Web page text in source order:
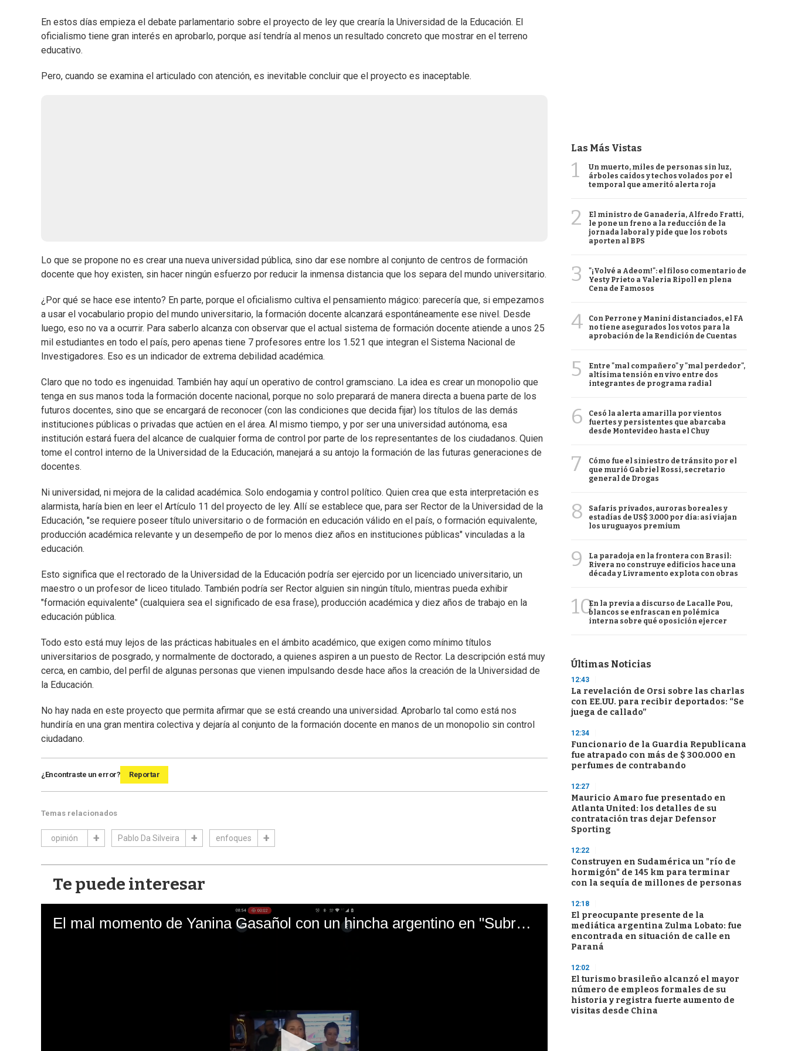
En estos días empieza el debate parlamentario sobre el proyecto de ley que crearía la Universidad de la Educación. El
oficialismo tiene gran interés en aprobarlo, porque así tendría al menos un resultado concreto que mostrar en el terreno
educativo.
Pero, cuando se examina el articulado con atención, es inevitable concluir que el proyecto es inaceptable.
Lo que se propone no es crear una nueva universidad pública, sino dar ese nombre al conjunto de centros de formación
docente que hoy existen, sin hacer ningún esfuerzo por reducir la inmensa distancia que los separa del mundo universitario.
¿Por qué se hace ese intento? En parte, porque el oficialismo cultiva el pensamiento mágico: parecería que, si empezamos
a usar el vocabulario propio del mundo universitario, la formación docente alcanzará espontáneamente ese nivel. Desde
luego, eso no va a ocurrir. Para saberlo alcanza con observar que el actual sistema de formación docente atiende a unos 25
mil estudiantes en todo el país, pero apenas tiene 7 profesores entre los 1.521 que integran el Sistema Nacional de
Investigadores. Eso es un indicador de extrema debilidad académica.
Claro que no todo es ingenuidad. También hay aquí un operativo de control gramsciano. La idea es crear un monopolio que
tenga en sus manos toda la formación docente nacional, porque no solo preparará de manera directa a buena parte de los
futuros docentes, sino que se encargará de reconocer (con las condiciones que decida fijar) los títulos de las demás
instituciones públicas o privadas que actúen en el área. Al mismo tiempo, y por ser una universidad autónoma, esa
institución estará fuera del alcance de cualquier forma de control por parte de los representantes de los ciudadanos. Quien
tome el control interno de la Universidad de la Educación, manejará a su antojo la formación de las futuras generaciones de
docentes.
Ni universidad, ni mejora de la calidad académica. Solo endogamia y control político. Quien crea que esta interpretación es
alarmista, haría bien en leer el Artículo 11 del proyecto de ley. Allí se establece que, para ser Rector de la Universidad de la
Educación, "se requiere poseer título universitario o de formación en educación válido en el país, o formación equivalente,
producción académica relevante y un desempeño de por lo menos diez años en instituciones públicas" vinculadas a la
educación.
Esto significa que el rectorado de la Universidad de la Educación podría ser ejercido por un licenciado universitario, un
maestro o un profesor de liceo titulado. También podría ser Rector alguien sin ningún título, mientras pueda exhibir
"formación equivalente" (cualquiera sea el significado de esa frase), producción académica y diez años de trabajo en la
educación pública.
Todo esto está muy lejos de las prácticas habituales en el ámbito académico, que exigen como mínimo títulos
universitarios de posgrado, y normalmente de doctorado, a quienes aspiren a un puesto de Rector. La descripción está muy
cerca, en cambio, del perfil de algunas personas que vienen impulsando desde hace años la creación de la Universidad de
la Educación.
No hay nada en este proyecto que permita afirmar que se está creando una universidad. Aprobarlo tal como está nos
hundiría en una gran mentira colectiva y dejaría al conjunto de la formación docente en manos de un monopolio sin control
ciudadano.
¿Encontraste un error? Reportar
Temas relacionados
opinión Pablo Da Silveira enfoques
Te puede interesar
El mal momento de Yanina Gasañol con un hincha argentino en "Subrayado"
Las Más Vistas
1
Un muerto, miles de personas sin luz,
árboles caídos y techos volados por el
temporal que ameritó alerta roja
2
El ministro de Ganadería, Alfredo Fratti,
le pone un freno a la reducción de la
jornada laboral y pide que los robots
aporten al BPS
3
"¡Volvé a Adeom!": el filoso comentario de
Yesty Prieto a Valeria Ripoll en plena
Cena de Famosos
4
Con Perrone y Manini distanciados, el FA
no tiene asegurados los votos para la
aprobación de la Rendición de Cuentas
5
Entre "mal compañero" y "mal perdedor",
altísima tensión en vivo entre dos
integrantes de programa radial
6
Cesó la alerta amarilla por vientos
fuertes y persistentes que abarcaba
desde Montevideo hasta el Chuy
7
Cómo fue el siniestro de tránsito por el
que murió Gabriel Rossi, secretario
general de Drogas
8
Safaris privados, auroras boreales y
estadías de US$ 3.000 por día: así viajan
los uruguayos premium
9
La paradoja en la frontera con Brasil:
Rivera no construye edificios hace una
década y Livramento explota con obras
10En la previa a discurso de Lacalle Pou,
blancos se enfrascan en polémica
interna sobre qué oposición ejercer
Últimas Noticias
12:43
La revelación de Orsi sobre las charlas
con EE.UU. para recibir deportados: “Se
juega de callado”
12:34
Funcionario de la Guardia Republicana
fue atrapado con más de $ 300.000 en
perfumes de contrabando
12:27
Mauricio Amaro fue presentado en
Atlanta United: los detalles de su
contratación tras dejar Defensor
Sporting
12:22
Construyen en Sudamérica un "río de
hormigón" de 145 km para terminar
con la sequía de millones de personas
12:18
El preocupante presente de la
mediática argentina Zulma Lobato: fue
encontrada en situación de calle en
Paraná
12:02
El turismo brasileño alcanzó el mayor
número de empleos formales de su
historia y registra fuerte aumento de
visitas desde China